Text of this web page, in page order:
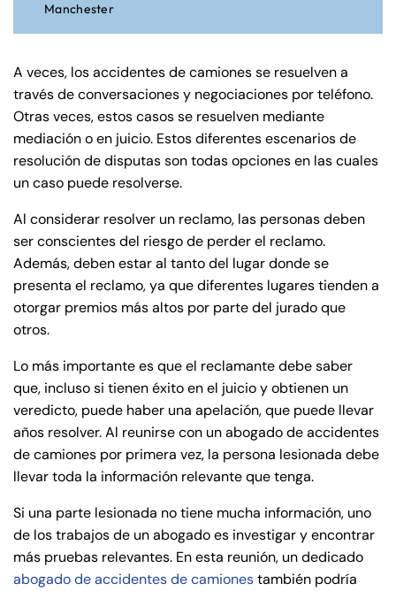
ga
do
Pe
rs
on
al
Inj
ur
cti
t
Manchester
A veces, los accidentes de camiones se resuelven a
través de conversaciones y negociaciones por teléfono.
Otras veces, estos casos se resuelven mediante
mediación o en juicio. Estos diferentes escenarios de
resolución de disputas son todas opciones en las cuales
un caso puede resolverse.
Al considerar resolver un reclamo, las personas deben
ser conscientes del riesgo de perder el reclamo.
Además, deben estar al tanto del lugar donde se
presenta el reclamo, ya que diferentes lugares tienden a
otorgar premios más altos por parte del jurado que
otros.
Lo más importante es que el reclamante debe saber
que, incluso si tienen éxito en el juicio y obtienen un
veredicto, puede haber una apelación, que puede llevar
años resolver. Al reunirse con un abogado de accidentes
de camiones por primera vez, la persona lesionada debe
llevar toda la información relevante que tenga.
Si una parte lesionada no tiene mucha información, uno
de los trabajos de un abogado es investigar y encontrar
más pruebas relevantes. En esta reunión, un dedicado
abogado de accidentes de camionestambién podría